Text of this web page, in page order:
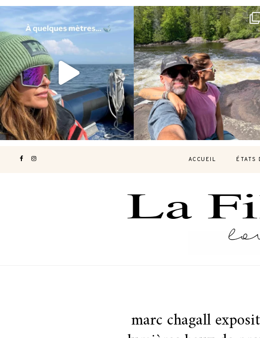
Voir une baleine en photo, c’est
impressionnant 🐋...
206
Les Laurentides, le Québec version
nature.
...
318 47
ACCUEIL ÉTATS
marc chagall